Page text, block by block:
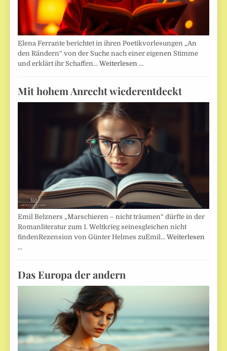
Elena Ferrante berichtet in ihren Poetikvorlesungen „An
den Rändern“ von der Suche nach einer eigenen Stimme
und erklärt ihr Schaffen…Weiterlesen …
Mit hohem Anrecht wiederentdeckt
Emil Belzners „Marschieren – nicht träumen“ dürfte in der
Romanliteratur zum 1. Weltkrieg seinesgleichen nicht
findenRezension von Günter Helmes zuEmil…Weiterlesen
…
Das Europa der andern